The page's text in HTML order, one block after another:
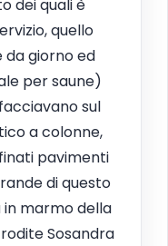
dei quali è
quello
giorno ed
per saune)
sul
a colonne,
pavimenti
di questo
marmo della
Sosandra